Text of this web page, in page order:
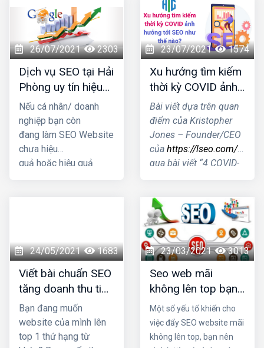
vàng" Cùng chúng tôi
đi khám phá qua bài
viết này nhé!
lời được câu hỏi đó
nhé!
26/07/2021 2303
Dịch vụ SEO tại Hải
Phòng uy tín hiệu
quả nhất 2021
Nếu cá nhân/ doanh
nghiệp bạn còn
đang làm SEO Website
chưa hiệu
quả hoặc hiệu quả
cao nhất cho doanh
nghiệp bạn.
23/07/2021 1574
Xu hướng tìm kiếm
thời kỳ COVID ảnh
hưởng tới SEO như
thế nào?
Bài viết dựa trên quan
điểm của Kristopher
Jones – Founder/CEO
củahttps://lseo.com/thông
qua bài viết “4 COVID-
SEO”- Xu hướng tìm
kiếm thời kỳ COVID
ảnh hưởng tới SEO
như thế nào?
24/05/2021 1683
Viết bài chuẩn SEO
tăng doanh thu tiết
kiệm chi phí quảng
cáo
Bạn đang muốn
website của mình lên
top 1 thứ hạng từ
23/03/2021 3013
Seo web mãi
không lên top bạn
có biết lý do là gì
không?
Một số yếu tố khiến cho
việc đẩy SEO website mãi
không lên top, bạn nên